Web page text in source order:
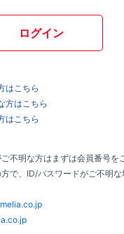
ログイン
はこちら
方はこちら
はこちら
不明な方はまずは会員番号を
で、ID/パスワードがご不明